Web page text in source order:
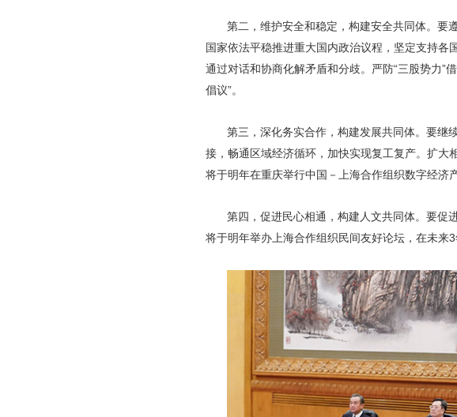
第二，维护安全和稳定，构建安全共同体。要
国家依法平稳推进重大国内政治议程，坚定支持
通过对话和协商化解矛盾和分歧。严防“三股势力”
倡议”。
第三，深化务实合作，构建发展共同体。要继
接，畅通区域经济循环，加快实现复工复产。扩大
将于明年在重庆举行中国－上海合作组织数字经济
第四，促进民心相通，构建人文共同体。要促
将于明年举办上海合作组织民间友好论坛，在未来